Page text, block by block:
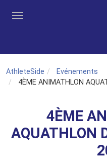
AthleteSide
Evénements
4ÈME ANIMATHLON
4ÈME
AQUATHLON